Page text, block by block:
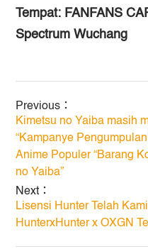
Tempat: FANFANS
Spectrum Wuchang
Previous：
Kimetsu no Yaiba masih
“Kampanye
Anime Populer “Barang
no Yaiba”
Next：
Lisensi Hunter Telah
HunterxHunter x OXGN